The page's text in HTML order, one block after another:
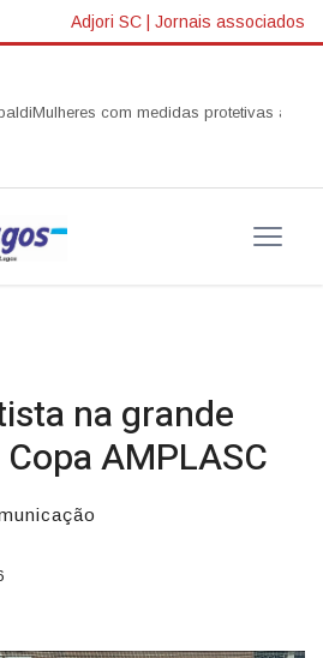
Adjori SC | Jornais associados
Mulheres com medidas protetivas ativas
na grande
AMPLASC